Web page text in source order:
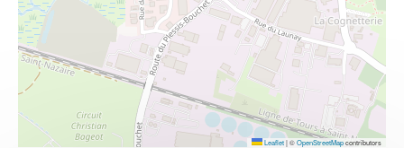
Leaflet|©OpenStreetMapcontributors